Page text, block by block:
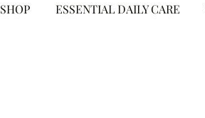
SHOP ESSENTIAL DAILY CARE